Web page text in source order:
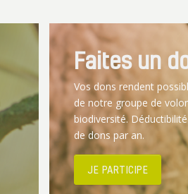
Faites un
Vos dons rendent
de notre groupe de
biodiversité.
de dons par an.
JE PARTICIPE